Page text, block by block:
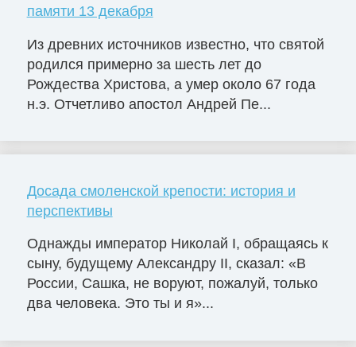
памяти 13 декабря
Из древних источников известно, что святой
родился примерно за шесть лет до
Рождества Христова, а умер около 67 года
н.э. Отчетливо апостол Андрей Пе...
Досада смоленской крепости: история и
перспективы
Однажды император Николай I, обращаясь к
сыну, будущему Александру II, сказал: «В
России, Сашка, не воруют, пожалуй, только
два человека. Это ты и я»...